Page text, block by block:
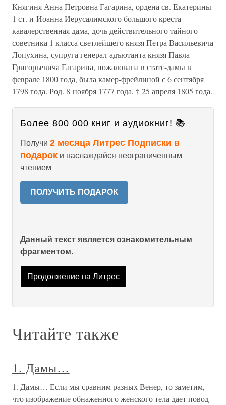
Княгиня Анна Петровна Гагарина, ордена св. Екатерины
1 ст. и Иоанна Иерусалимского большого креста
кавалерственная дама, дочь действительного тайного
советника 1 класса светлейшего князя Петра Васильевича
Лопухина, супруга генерал-адъютанта князя Павла
Григорьевича Гагарина, пожалована в статс-дамы в
феврале 1800 года, была камер-фрейлиной с 6 сентября
1798 года. Род. 8 ноября 1777 года, † 25 апреля 1805 года.
Более 800 000 книг и аудиокниг! 📚
Получи 2 месяца Литрес Подписки в
подарок и наслаждайся неограниченным
чтением
ПОЛУЧИТЬ ПОДАРОК
Данный текст является ознакомительным
фрагментом.
Продолжение на Литрес
Читайте также
1. Дамы…
1. Дамы… Если мы сравним разных Венер, то заметим,
что изображение обнаженного женского тела дает повод